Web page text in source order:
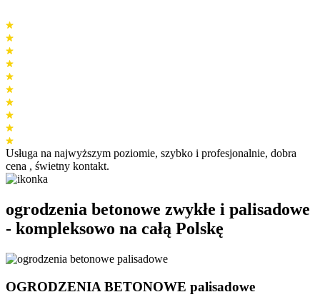
Usługa na najwyższym poziomie, szybko i profesjonalnie, dobra
cena , świetny kontakt.
ogrodzenia betonowe zwykłe i palisadowe
- kompleksowo na całą Polskę
OGRODZENIA BETONOWE palisadowe